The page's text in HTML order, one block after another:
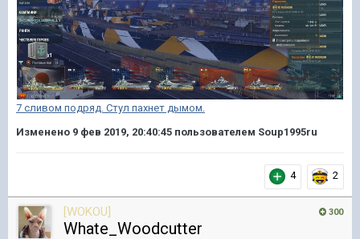
7 сливом подряд. Стул пахнет дымом.
Изменено 9 фев 2019, 20:40:45 пользователем Soup1995ru
4 2
300
[WOKOU]
Whate_Woodcutter